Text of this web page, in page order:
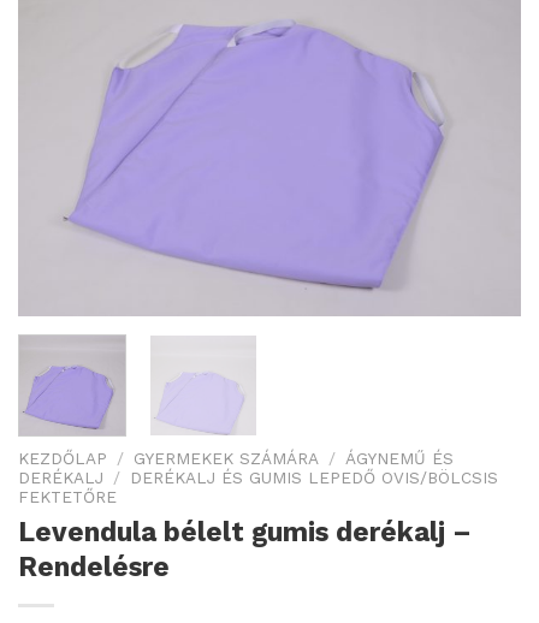
KEZDŐLAP / GYERMEKEK SZÁMÁRA / ÁGYNEMŰ ÉS
DERÉKALJ
/
DERÉKALJ ÉS GUMIS LEPEDŐ OVIS/BÖLCSIS
FEKTETŐRE
Levendula bélelt gumis derékalj –
Rendelésre